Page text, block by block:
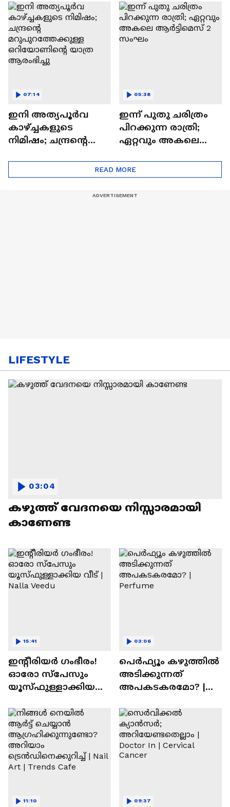
WhatsApp | Tech Talk
Tech Talk
ഇനി അത്യപൂര്‍വ
കാഴ്ച്ചകളുടെ
നിമിഷം; ചന്ദ്രന്റെ
ഒറിയോണിന്റെ യാത്ര
ആരംഭിച്ചു
07:14
ഇന്ന് പുതു ചരിത്രം
പിറക്കുന്ന രാത്രി;
ഏറ്റവും അകലെ
05:38
READ MORE
LIFESTYLE
കഴുത്ത് വേദനയെ നിസ്സാരമായി
കാണേണ്ട
03:04
ഇന്റീരിയർ ഗംഭീരം!
ഓരോ സ്‌പേസും
യൂസ്ഫുള്ളാക്കിയ
15:41
പെർഫ്യൂം കഴുത്തിൽ
അടിക്കുന്നത്
അപകടകരമോ? |
03:06
11:10 09:37